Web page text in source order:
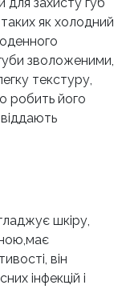
як холодний
зволоженими,
текстуру,
робить його
шкіру,
він
інфекцій і